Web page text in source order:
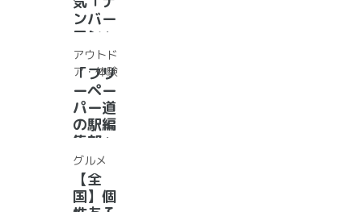
当地ス
イーツ
まで
【2024
年最新
情報】
ンバー
ワン」
道の駅
紹介。
フリー
ペーパ
ー道の
駅読者
が選ん
だ道の
駅ラン
キング
アウトド
ア・体験
「フリ
ーペー
パー道
の駅編
集部」
イチオ
シ！お
風呂の
グルメ
【全
国】個